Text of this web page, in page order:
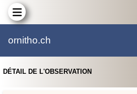
ornitho.ch
DÉTAIL DE L'OBSERVATION